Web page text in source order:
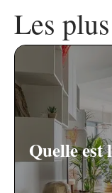
Les
Quelle est